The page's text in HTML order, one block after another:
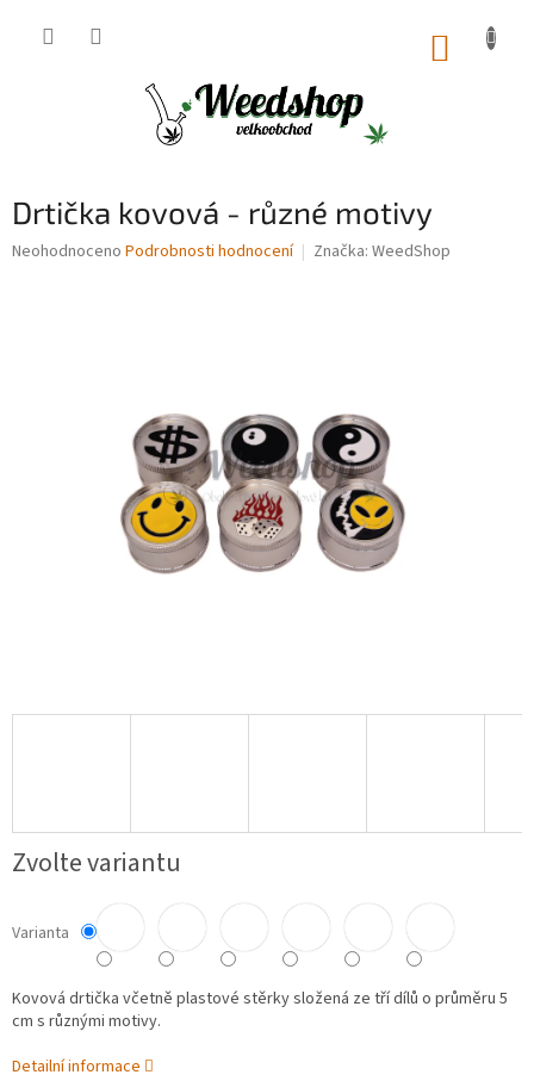
Drtička kovová - různé motivy
Průměrné
Neohodnoceno Podrobnosti hodnocení Značka: WeedShop
Zvolte variantu
Varianta
Kovová drtička včetně plastové stěrky složená ze tří dílů o průměru 5
cm s různými motivy.
Detailní informace